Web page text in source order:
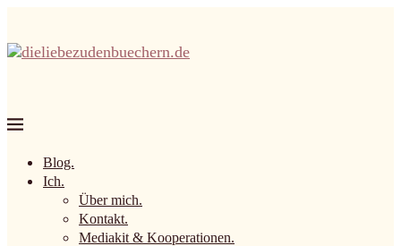
Blog.
Ich.
Über mich.
Kontakt.
Mediakit & Kooperationen.